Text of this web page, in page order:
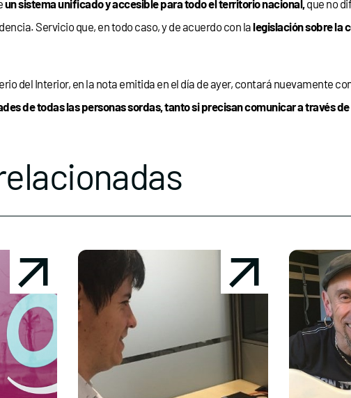
un sistema unificado y accesible para todo el territorio nacional, que no
Servicio que, en todo caso, y de acuerdo con lalegislación sobre la
del Interior, en la nota emitida en el día de ayer, contará nuevamente
de todas las personas sordas, tanto si precisan comunicar a través